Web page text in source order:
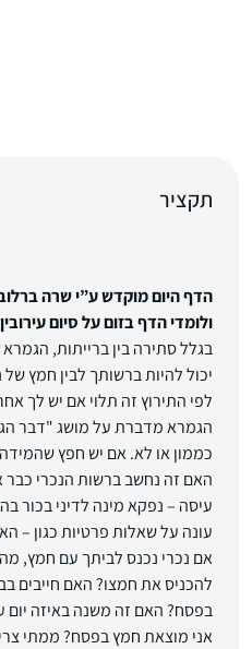
תקציר
הדף היום מוקדש ע”י שרה
ולומדי הדף בזום על סיום
בגלל סתירה בין ברייתות,
יכול להיות ברשותך לבין חמץ
לפי התירוץ זה תלוי אם יש לך
הגמרא מדברת על מושג "דבר
כממון או לא. אם יש חפץ
האם זה נחשב ברשות הנכרי כבר
עיסה – נפקא מינה לדיני
עונה על שאלות פרטיות כגון –
אם נכרי נכנס לביתך עם חמץ,
להכניס את חמצו? האם חייבים
בפסח? האם זה משנה באיזה
אני מוצאת חמץ בפסח? ממתי